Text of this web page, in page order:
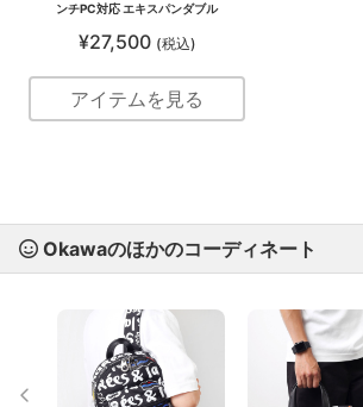
ンチPC対応 エキスパンダブル
¥27,500 (税込)
アイテムを見る
Okawaのほかのコーディネート